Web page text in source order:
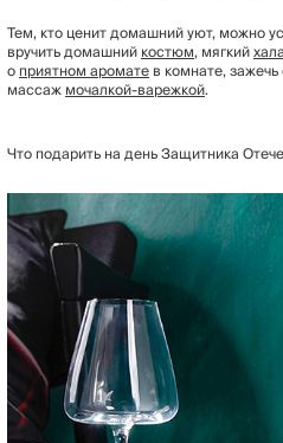
Тем, кто ценит домашний уют, можно
вручить домашнийкостюм, мягкий
оприятном ароматев комнате,
массажмочалкой-варежкой.
Что подарить на день Защитника